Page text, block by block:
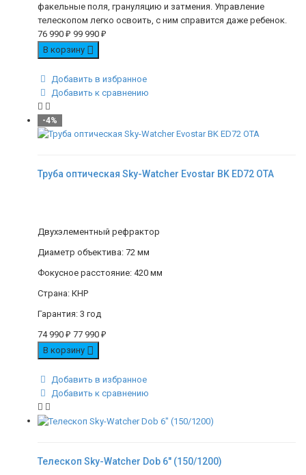
факельные поля, грануляцию и затмения. Управление
телескопом легко освоить, с ним справится даже ребенок.
76 990 ₽ 99 990 ₽
В корзину
Добавить в избранное
Добавить к сравнению
-4%
Труба оптическая Sky-Watcher Evostar BK ED72 OTA
Двухэлементный рефрактор
Диаметр объектива: 72 мм
Фокусное расстояние: 420 мм
Страна: КНР
Гарантия: 3 год
74 990 ₽ 77 990 ₽
В корзину
Добавить в избранное
Добавить к сравнению
Телескоп Sky-Watcher Dob 6" (150/1200)